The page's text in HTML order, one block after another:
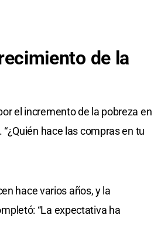
de la
el incremento de la pobreza en
hace las compras en tu
hace varios años, y la
“La expectativa ha